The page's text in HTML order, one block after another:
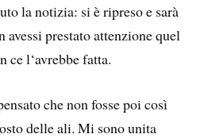
la notizia: si è ripreso e sarà
avessi prestato attenzione quel
ce l‘avrebbe fatta.
che non fosse poi così
delle ali. Mi sono unita